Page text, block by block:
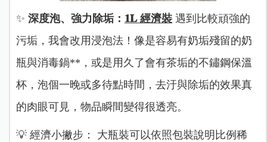
✨ 深度泡、強力除垢： 𝟏𝐋 經濟裝遇到比較頑強的
污垢，我會改用浸泡法！像是容易有奶垢殘留的奶
瓶與消毒鍋**，或是用久了會有茶垢的不鏽鋼保溫
杯，泡個一晚或多待點時間，去汙與除垢的效果真
的肉眼可見，物品瞬間變得很透亮。
💡 經濟小撇步： 大瓶裝可以依照包裝說明比例稀